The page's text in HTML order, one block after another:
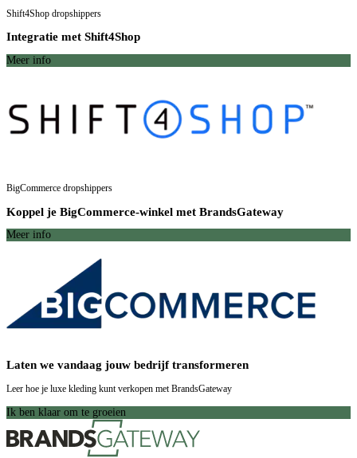
Shift4Shop dropshippers
Integratie met Shift4Shop
Meer info
BigCommerce dropshippers
Koppel je BigCommerce-winkel met BrandsGateway
Meer info
Laten we vandaag jouw bedrijf transformeren
Leer hoe je luxe kleding kunt verkopen met BrandsGateway
Ik ben klaar om te groeien